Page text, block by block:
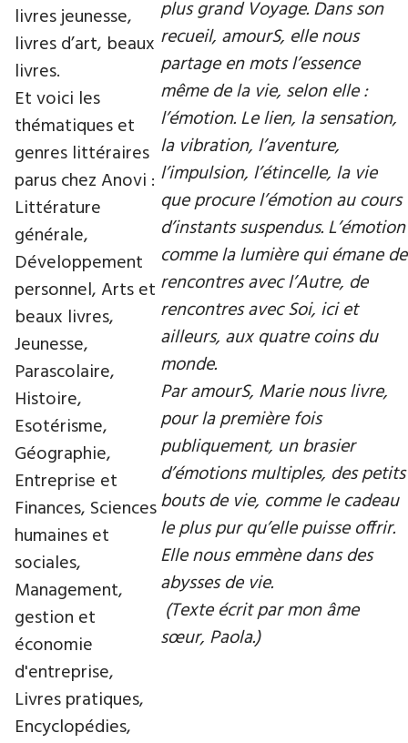
plus grand Voyage. Dans son
recueil, amourS, elle nous
partage en mots l’essence
même de la vie, selon elle :
l’émotion. Le lien, la sensation,
la vibration, l’aventure,
l’impulsion, l’étincelle, la vie
que procure l’émotion au cours
d’instants suspendus. L’émotion
comme la lumière qui émane de
rencontres avec l’Autre, de
rencontres avec Soi, ici et
ailleurs, aux quatre coins du
monde.
Par amourS, Marie nous livre,
pour la première fois
publiquement, un brasier
d’émotions multiples, des petits
bouts de vie, comme le cadeau
le plus pur qu’elle puisse offrir.
Elle nous emmène dans des
abysses de vie.
(Texte écrit par mon âme
sœur, Paola.)
livres jeunesse,
livres d’art, beaux
livres.
Et voici les
thématiques et
genres littéraires
parus chez Anovi :
Littérature
générale,
Développement
personnel, Arts et
beaux livres,
Jeunesse,
Parascolaire,
Histoire,
Esotérisme,
Géographie,
Entreprise et
Finances, Sciences
humaines et
sociales,
Management,
gestion et
économie
d'entreprise,
Livres pratiques,
Encyclopédies,